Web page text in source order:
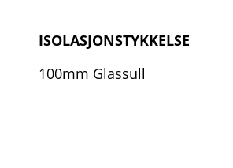
ISOLASJONSTYKKELSE
100mm Glassull